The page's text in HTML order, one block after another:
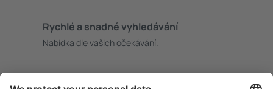
Rychlé a snadné vyhledávání
Nabídka dle vašich očekávání.